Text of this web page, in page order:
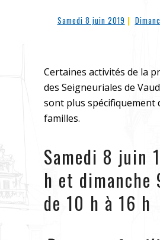
Samedi 8 juin 2019 |
Certaines activités de la
des Seigneuriales de
sont plus spécifiquement
familles.
Samedi 8 juin
h et dimanche
de 10 h à 16 h